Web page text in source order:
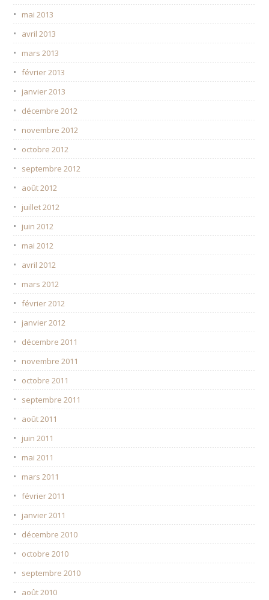
mai 2013
avril 2013
mars 2013
février 2013
janvier 2013
décembre 2012
novembre 2012
octobre 2012
septembre 2012
août 2012
juillet 2012
juin 2012
mai 2012
avril 2012
mars 2012
février 2012
janvier 2012
décembre 2011
novembre 2011
octobre 2011
septembre 2011
août 2011
juin 2011
mai 2011
mars 2011
février 2011
janvier 2011
décembre 2010
octobre 2010
septembre 2010
août 2010